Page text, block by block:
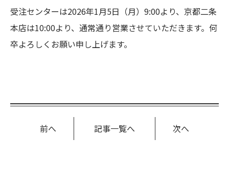
受注センターは2026年1月5日（月）9:00より、京都二条
本店は10:00より、通常通り営業させていただきます。何
卒よろしくお願い申し上げます。
前へ 次へ
記事一覧へ